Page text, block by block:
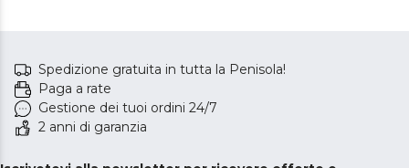
Spedizione gratuita in tutta la Penisola!
Paga a rate
Gestione dei tuoi ordini 24/7
2 anni di garanzia